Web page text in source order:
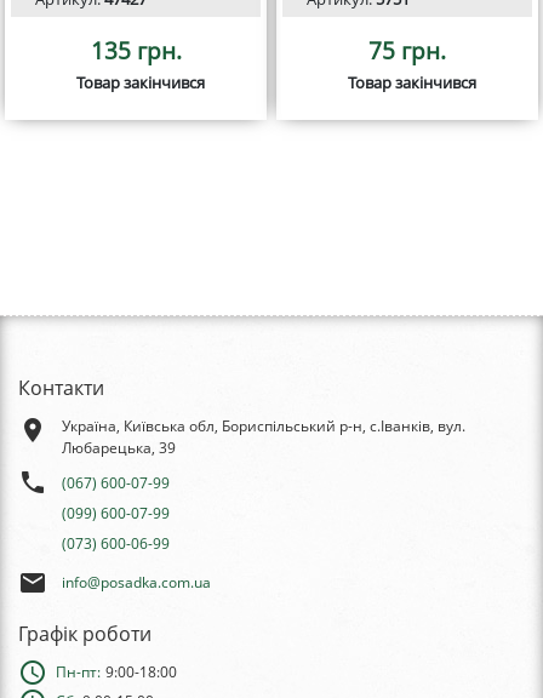
135 грн.
Товар закінчився
75 грн.
Товар закінчився
Контакти
place
Україна, Київська обл, Бориспільський р-н, с.Іванків, вул.
Любарецька, 39
phone
(067) 600-07-99
(099) 600-07-99
(073) 600-06-99
email info@posadka.com.ua
Графік роботи
schedule Пн-пт: 9:00-18:00